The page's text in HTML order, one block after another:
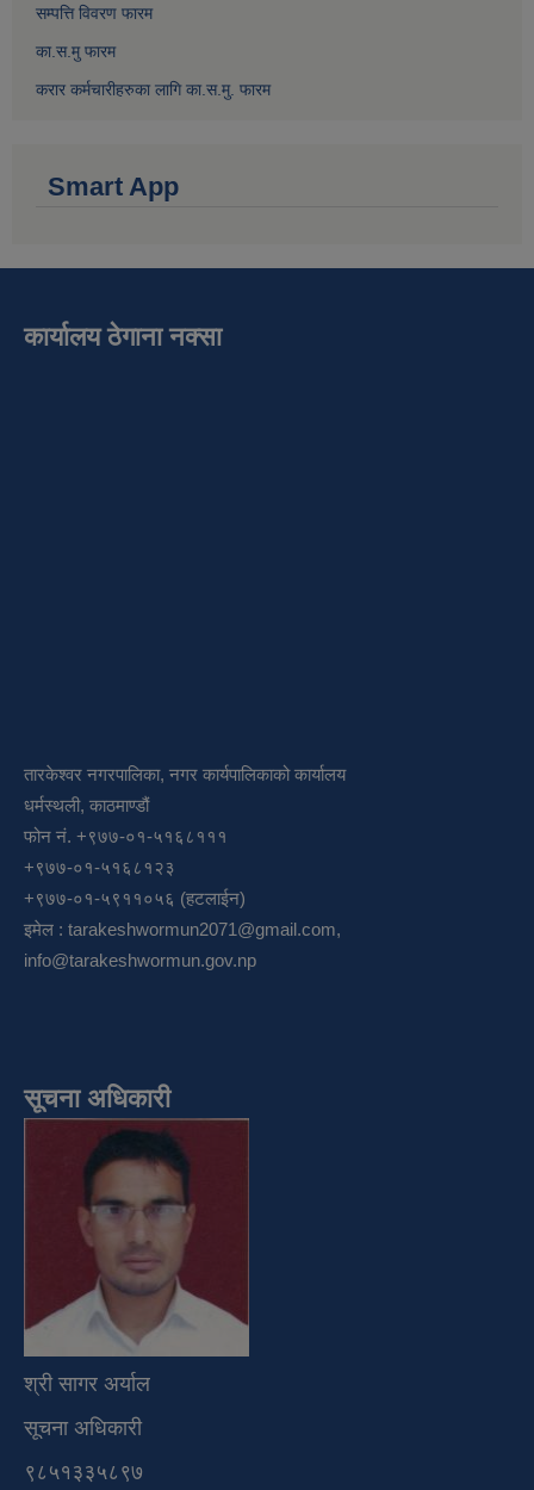
सम्पत्ति विवरण फारम
का.स.मु फारम
करार कर्मचारीहरुका लागि का.स.मु. फारम
Smart App
कार्यालय ठेगाना नक्सा
तारकेश्वर नगरपालिका, नगर कार्यपालिकाको कार्यालय
धर्मस्थली, काठमाण्डौं
फोन नं. +९७७-०१-५१६८१११
+९७७-०१-५१६८१२३
+९७७-०१-५९११०५६ (हटलाईन)
इमेल : tarakeshwormun2071@gmail.com,
info@tarakeshwormun.gov.np
सूचना अधिकारी
श्री सागर अर्याल
सूचना अधिकारी
९८५१३३५८९७